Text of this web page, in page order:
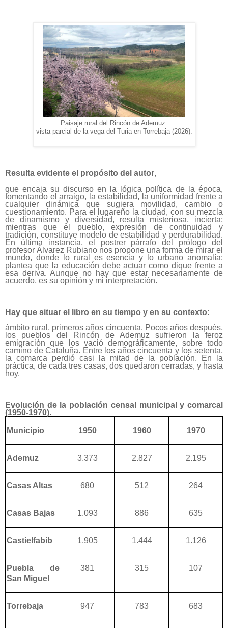
Paisaje rural del Rincón de Ademuz:
vista parcial de la vega del Turia en Torrebaja (2026).
Resulta evidente el propósito del autor,
que encaja su discurso en la lógica política de la época,
fomentando el arraigo, la estabilidad, la uniformidad frente a
cualquier dinámica que sugiera movilidad, cambio o
cuestionamiento. Para el lugareño la ciudad, con su mezcla
de dinamismo y diversidad, resulta misteriosa, incierta;
mientras que el pueblo, expresión de continuidad y
tradición, constituye modelo de estabilidad y perdurabilidad.
En última instancia, el postrer párrafo del prólogo del
profesor Álvarez Rubiano nos propone una forma de mirar el
mundo, donde lo rural es esencia y lo urbano anomalía:
plantea que la educación debe actuar como dique frente a
esa deriva. Aunque no hay que estar necesariamente de
acuerdo, es su opinión y mi interpretación.
Hay que situar el libro en su tiempo y en su contexto:
ámbito rural, primeros años cincuenta. Pocos años después,
los pueblos del Rincón de Ademuz sufrieron la feroz
emigración que los vació demográficamente, sobre todo
camino de Cataluña. Entre los años cincuenta y los setenta,
la comarca perdió casi la mitad de la población. En la
práctica, de cada tres casas, dos quedaron cerradas, y hasta
hoy.
Evolución de la población censal municipal y comarcal
(1950-1970).
Municipio 1950 1960 1970
Ademuz 3.373 2.827 2.195
Casas Altas 680 512 264
Casas Bajas 1.093 886 635
Castielfabib 1.905 1.444 1.126
Puebla de
San Miguel
381 315 107
Torrebaja 947 783 683